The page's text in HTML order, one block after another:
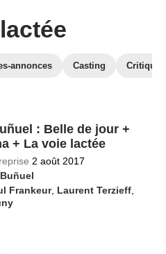
annonces Casting
: Belle de jour +
+ La voie lactée
2 août 2017
Frankeur, Laurent Terzieff